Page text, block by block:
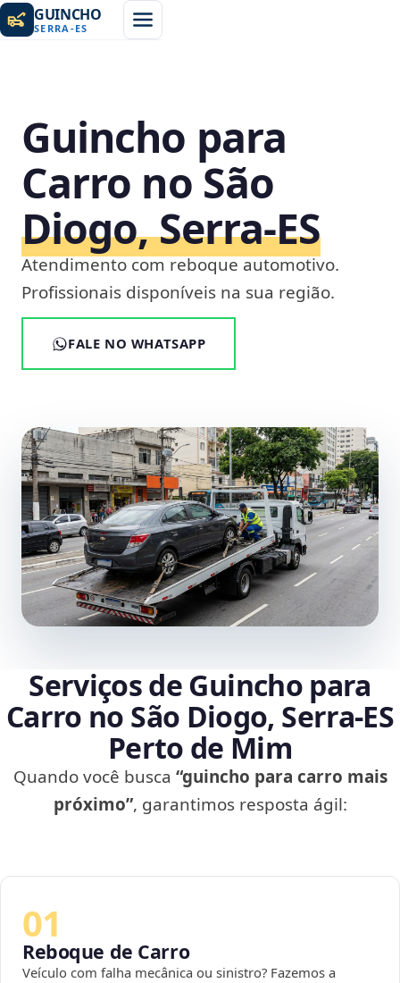
GUINCHO
SERRA -ES
Guincho para
Carro no São
Diogo, Serra‑ES
Atendimento com reboque automotivo.
Profissionais disponíveis na sua região.
FALE NO WHATSAPP
Serviços de Guincho para
Carro no São Diogo, Serra‑ES
Perto de Mim
Quando você busca “guincho para carro mais
próximo”, garantimos resposta ágil:
01
Reboque de Carro
Veículo com falha mecânica ou sinistro? Fazemos a